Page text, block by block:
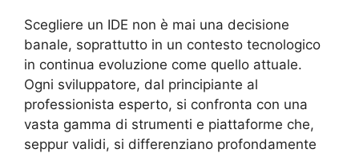
Scegliere un IDE non è mai una decisione
banale, soprattutto in un contesto tecnologico
in continua evoluzione come quello attuale.
Ogni sviluppatore, dal principiante al
professionista esperto, si confronta con una
vasta gamma di strumenti e piattaforme che,
seppur validi, si differenziano profondamente